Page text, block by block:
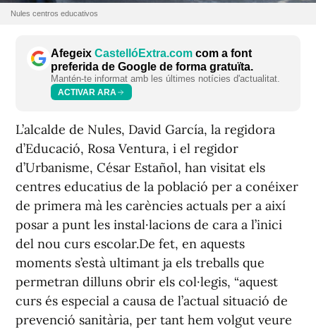
Nules centros educativos
Afegeix CastellóExtra.com com a font
preferida de Google de forma gratuïta.
Mantén-te informat amb les últimes notícies d'actualitat.
ACTIVAR ARA
L’alcalde de Nules, David García, la regidora
d’Educació, Rosa Ventura, i el regidor
d’Urbanisme, César Estañol, han visitat els
centres educatius de la població per a conéixer
de primera mà les carències actuals per a així
posar a punt les instal·lacions de cara a l’inici
del nou curs escolar.De fet, en aquests
moments s’està ultimant ja els treballs que
permetran dilluns obrir els col·legis, “aquest
curs és especial a causa de l’actual situació de
prevenció sanitària, per tant hem volgut veure